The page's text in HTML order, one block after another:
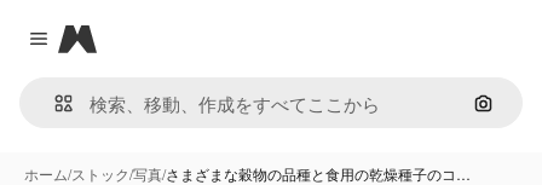
Close menu
Magnific
画像で
ホーム/ストック/写真/さまざまな穀物の品種と食用の乾燥種子のコ…